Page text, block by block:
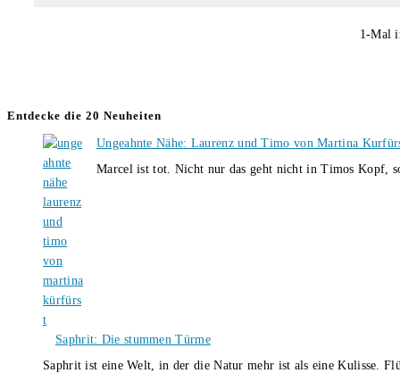
1-Mal
Entdecke die 20 Neuheiten
Ungeahnte Nähe: Laurenz und Timo von Martina
Marcel ist tot. Nicht nur das geht nicht in Timos Kopf,
Saphrit: Die stummen Türme
Saphrit ist eine Welt, in der die Natur mehr ist als eine Kulisse.